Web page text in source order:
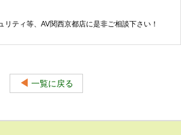
リティ等、AV関西京都店に是非ご相談下さい！
◀ 一覧に戻る